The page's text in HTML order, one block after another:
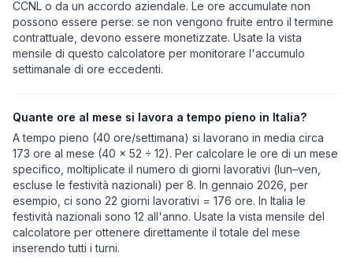
CCNL o da un accordo aziendale. Le ore accumulate non
possono essere perse: se non vengono fruite entro il termine
contrattuale, devono essere monetizzate. Usate la vista
mensile di questo calcolatore per monitorare l'accumulo
settimanale di ore eccedenti.
Quante ore al mese si lavora a tempo pieno in Italia?
A tempo pieno (40 ore/settimana) si lavorano in media circa
173 ore al mese (40 × 52 ÷ 12). Per calcolare le ore di un mese
specifico, moltiplicate il numero di giorni lavorativi (lun–ven,
escluse le festività nazionali) per 8. In gennaio 2026, per
esempio, ci sono 22 giorni lavorativi = 176 ore. In Italia le
festività nazionali sono 12 all'anno. Usate la vista mensile del
calcolatore per ottenere direttamente il totale del mese
inserendo tutti i turni.